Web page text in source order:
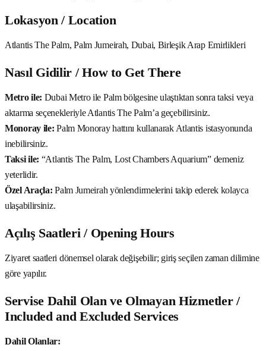
Lokasyon / Location
Atlantis The Palm, Palm Jumeirah, Dubai, Birleşik Arap Emirlikleri
Nasıl Gidilir / How to Get There
Metro ile: Dubai Metro ile Palm bölgesine ulaştıktan sonra taksi veya
aktarma seçenekleriyle Atlantis The Palm’a geçebilirsiniz.
Monoray ile: Palm Monoray hattını kullanarak Atlantis istasyonunda
inebilirsiniz.
Taksi ile: “Atlantis The Palm, Lost Chambers Aquarium” demeniz
yeterlidir.
Özel Araçla: Palm Jumeirah yönlendirmelerini takip ederek kolayca
ulaşabilirsiniz.
Açılış Saatleri / Opening Hours
Ziyaret saatleri dönemsel olarak değişebilir; giriş seçilen zaman dilimine
göre yapılır.
Servise Dahil Olan ve Olmayan Hizmetler /
Included and Excluded Services
Dahil Olanlar: